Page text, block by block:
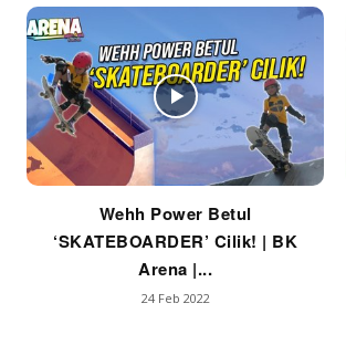
Wehh Power Betul
‘SKATEBOARDER’ Cilik! | BK
Arena |...
24 Feb 2022